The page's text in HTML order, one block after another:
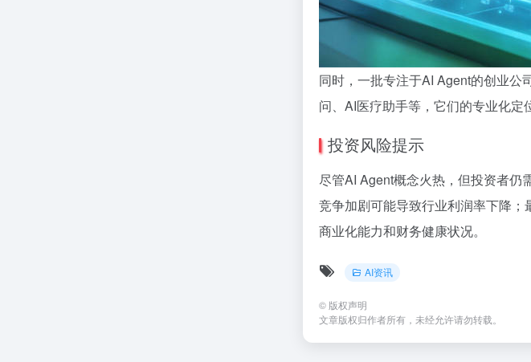
同时，一批专注于AI Agent的创业公
问、AI医疗助手等，它们的专业化定
投资风险提示
尽管AI Agent概念火热，但投资者仍
竞争加剧可能导致行业利润率下降；
商业化能力和财务健康状况。
AI资讯
© 版权声明
文章版权归作者所有，未经允许请勿转载。